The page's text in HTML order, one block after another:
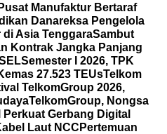
Manufaktur Bertaraf
Danareksa Pengelola
Asia TenggaraSambut
Kontrak Jangka Panjang
Semester I 2026, TPK
27.523 TEUsTelkom
TelkomGroup 2026,
TelkomGroup, Nongsa
Gerbang Digital
Laut NCC Pertemuan